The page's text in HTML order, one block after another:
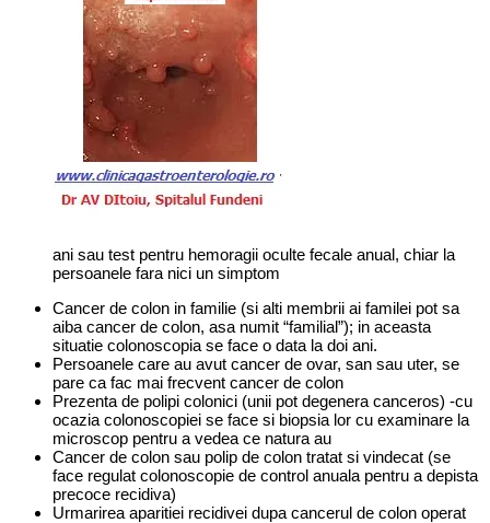
ani sau test pentru hemoragii oculte fecale anual, chiar la
persoanele fara nici un simptom
Cancer de colon in familie (si alti membrii ai familei pot sa
aiba cancer de colon, asa numit “familial”); in aceasta
situatie colonoscopia se face o data la doi ani.
Persoanele care au avut cancer de ovar, san sau uter, se
pare ca fac mai frecvent cancer de colon
Prezenta de polipi colonici (unii pot degenera canceros) -cu
ocazia colonoscopiei se face si biopsia lor cu examinare la
microscop pentru a vedea ce natura au
Cancer de colon sau polip de colon tratat si vindecat (se
face regulat colonoscopie de control anuala pentru a depista
precoce recidiva)
Urmarirea aparitiei recidivei dupa cancerul de colon operat